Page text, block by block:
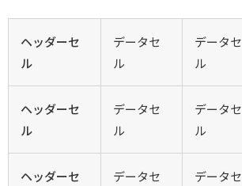
ヘッダーセ
ル
データセ
ル
データセ
ル
ヘッダーセ
ル
データセ
ル
データセ
ル
ヘッダーセ
データセ
データセ